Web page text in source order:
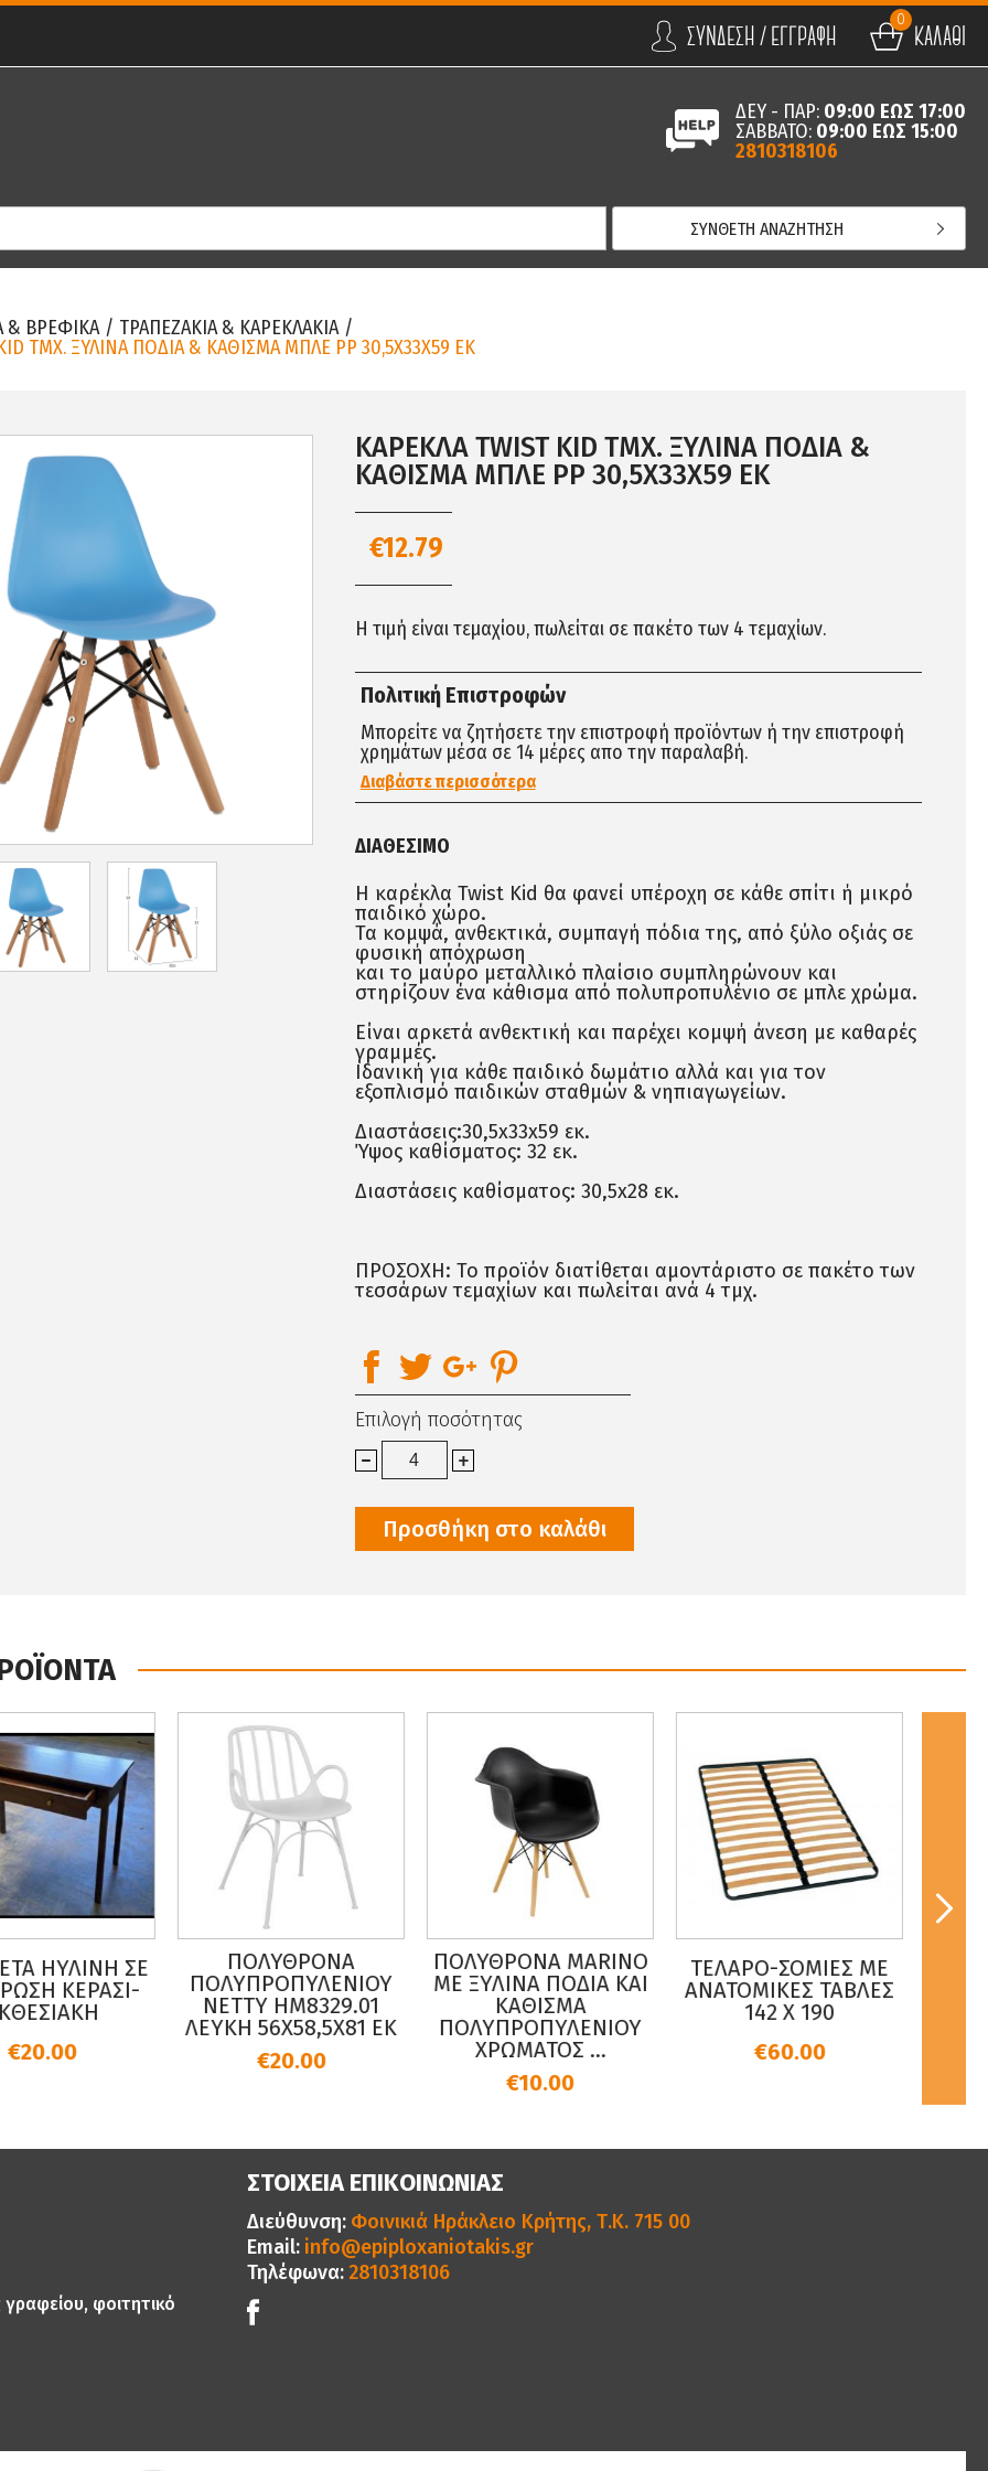
ΣΥΝΔΕΣΗ / ΕΓΓΡΑΦΗ ΚΑΛΑΘΙ
0
ΔΕΥ - ΠΑΡ: 09:00 ΕΩΣ 17:00
ΣΑΒΒΑΤΟ: 09:00 ΕΩΣ 15:00
2810318106
ΣΥΝΘΕΤΗ ΑΝΑΖΗΤΗΣΗ
& ΒΡΕΦΙΚΑ / ΤΡΑΠΕΖΑΚΙΑ & ΚΑΡΕΚΛΑΚΙΑ /
ΤΜΧ. ΞΥΛΙΝΑ ΠΟΔΙΑ & ΚΑΘΙΣΜΑ ΜΠΛΕ PP 30,5Χ33Χ59 ΕΚ
ΚΑΡΕΚΛΑ TWIST KID ΤΜΧ. ΞΥΛΙΝΑ ΠΟΔΙΑ &
ΚΑΘΙΣΜΑ ΜΠΛΕ PP 30,5Χ33Χ59 ΕΚ
€12.79
Η τιμή είναι τεμαχίου, πωλείται σε πακέτο των 4 τεμαχίων.
Πολιτική Επιστροφών
Μπορείτε να ζητήσετε την επιστροφή προϊόντων ή την επιστροφή
χρημάτων μέσα σε 14 μέρες απο την παραλαβή.
Διαβάστε περισσότερα
ΔΙΑΘΈΣΙΜΟ
Η καρέκλα Twist Kid θα φανεί υπέροχη σε κάθε σπίτι ή μικρό
παιδικό χώρο.
Τα κομψά, ανθεκτικά, συμπαγή πόδια της, από ξύλο οξιάς σε
φυσική απόχρωση
και το μαύρο μεταλλικό πλαίσιο συμπληρώνουν και
στηρίζουν ένα κάθισμα από πολυπροπυλένιο σε μπλε χρώμα.
Είναι αρκετά ανθεκτική και παρέχει κομψή άνεση με καθαρές
γραμμές.
Ιδανική για κάθε παιδικό δωμάτιο αλλά και για τον
εξοπλισμό παιδικών σταθμών & νηπιαγωγείων.
Διαστάσεις:30,5x33x59 εκ.
Ύψος καθίσματος: 32 εκ.
Διαστάσεις καθίσματος: 30,5x28 εκ.
ΠΡΟΣΟΧΗ: Το προϊόν διατίθεται αμοντάριστο σε πακέτο των
τεσσάρων τεμαχίων και πωλείται ανά 4 τμχ.
Επιλογή ποσότητας
Προσθήκη στο καλάθι
ΗΥΛΙΝΗ ΣΕ
ΚΕΡΑΣΙ-
€20.00
ΠΟΛΥΘΡΟΝΑ
ΠΟΛΥΠΡΟΠΥΛΕΝΙΟΥ
NETTY HM8329.01
ΛΕΥΚΗ 56Χ58,5Χ81 ΕΚ
€20.00
ΠΟΛΥΘΡΟΝΑ MARINO
ΜΕ ΞΥΛΙΝΑ ΠΟΔΙΑ ΚΑΙ
ΚΑΘΙΣΜΑ
ΠΟΛΥΠΡΟΠΥΛΕΝΙΟΥ
ΧΡΩΜΑΤΟΣ ...
€10.00
ΤΕΛΑΡΟ-ΣΟΜΙΕΣ ΜΕ
ΑΝΑΤΟΜIΚΕΣ ΤΑΒΛΕΣ
142 X 190
€60.00
φοιτητικό
ΣΤΟΙΧΕΙΑ ΕΠΙΚΟΙΝΩΝΙΑΣ
Διεύθυνση: Φοινικιά Ηράκλειο Κρήτης, Τ.Κ. 715 00
Email: info@epiploxaniotakis.gr
Τηλέφωνα: 2810318106